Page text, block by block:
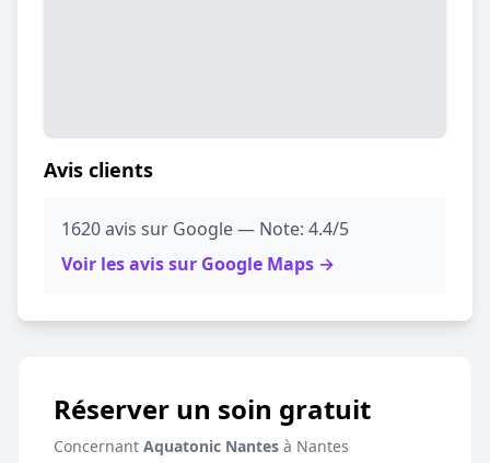
Avis clients
1620 avis sur Google — Note: 4.4/5
Voir les avis sur Google Maps →
Réserver un soin gratuit
Concernant Aquatonic Nantes à Nantes